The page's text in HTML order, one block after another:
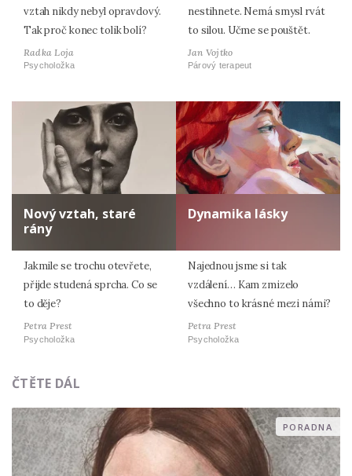
vztah nikdy nebyl opravdový.
Tak proč konec tolik bolí?
Radka Loja
Psycholožka
nestihnete. Nemá smysl rvát
to silou. Učme se pouštět.
Jan Vojtko
Párový terapeut
Nový vztah, staré
rány
Jakmile se trochu otevřete,
přijde studená sprcha. Co se
to děje?
Petra Prest
Psycholožka
Dynamika lásky
Najednou jsme si tak
vzdálení… Kam zmizelo
všechno to krásné mezi námi?
Petra Prest
Psycholožka
ČTĚTE DÁL
PORADNA